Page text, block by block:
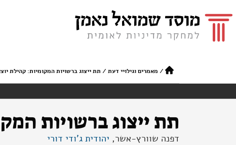
/ מאמרים וגילויי דעת / תת ייצוג ברשויות המקומיות: קהילת
תת ייצוג ברשויות
דפנה שוורץ-אשר, יהודית ג'ודי דורי